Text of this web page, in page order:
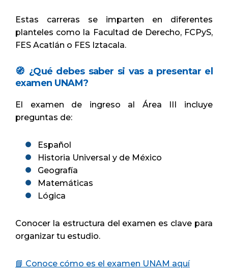
Estas carreras se imparten en diferentes
planteles como la Facultad de Derecho, FCPyS,
FES Acatlán o FES Iztacala.
🧭 ¿Qué debes saber si vas a presentar el
examen UNAM?
El examen de ingreso al Área III incluye
preguntas de:
Español
Historia Universal y de México
Geografía
Matemáticas
Lógica
Conocer la estructura del examen es clave para
organizar tu estudio.
📘 Conoce cómo es el examen UNAM aquí